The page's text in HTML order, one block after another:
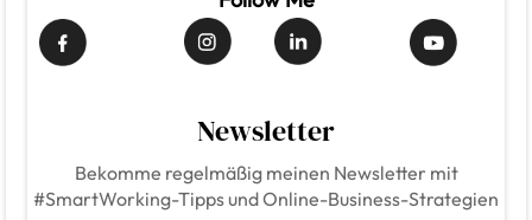
Newsletter
Bekomme regelmäßig meinen Newsletter mit
#SmartWorking-Tipps und Online-Business-Strategien